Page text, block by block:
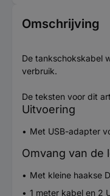
Omschrijving
De tankschokskabel
verbruik.
De teksten voor dit
Uitvoering
Met USB-adapter
Omvang van de
Met kleine haakse
1 meter kabel en 2